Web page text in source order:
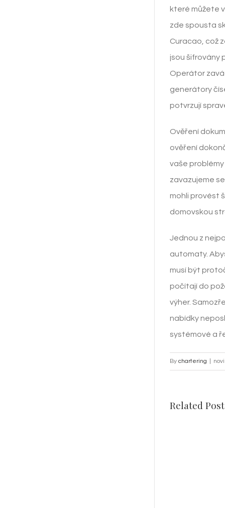
které můžete
zde spousta
Curacao, což
jsou šifrovány
Operátor
generátory
potvrzují
Ověření
ověření
vaše problémy
zavazujeme
mohli provést
domovskou
Jednou z
automaty.
musí být
počítají do
výher.
nabídky
systémové a
By chartering
Related